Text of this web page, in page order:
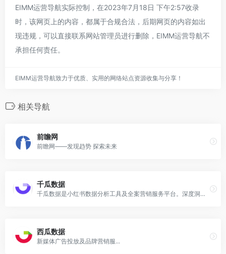
EIMM运营导航实际控制，在2023年7月18日 下午2:57收录
时，该网页上的内容，都属于合规合法，后期网页的内容如出
现违规，可以直接联系网站管理员进行删除，EIMM运营导航不
承担任何责任。
EIMM运营导航致力于优质、实用的网络站点资源收集与分享！
相关导航
前瞻网
前瞻网——发现趋势 探索未来
千瓜数据
千瓜数据是小红书数据分析工具及全案营销服务平台。深度洞察小红书大数据可视化分析工具,并提供营销策略方案及精准种草服务,多维度用
西瓜数据
新媒体广告投放及品牌营销服...